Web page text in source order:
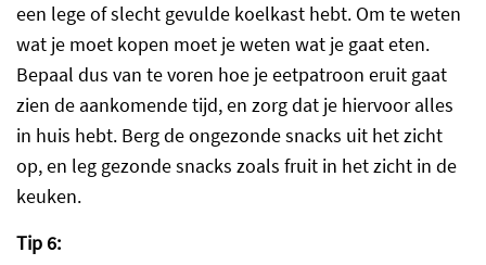
een lege of slecht gevulde koelkast hebt. Om te weten
wat je moet kopen moet je weten wat je gaat eten.
Bepaal dus van te voren hoe je eetpatroon eruit gaat
zien de aankomende tijd, en zorg dat je hiervoor alles
in huis hebt. Berg de ongezonde snacks uit het zicht
op, en leg gezonde snacks zoals fruit in het zicht in de
keuken.
Tip 6: